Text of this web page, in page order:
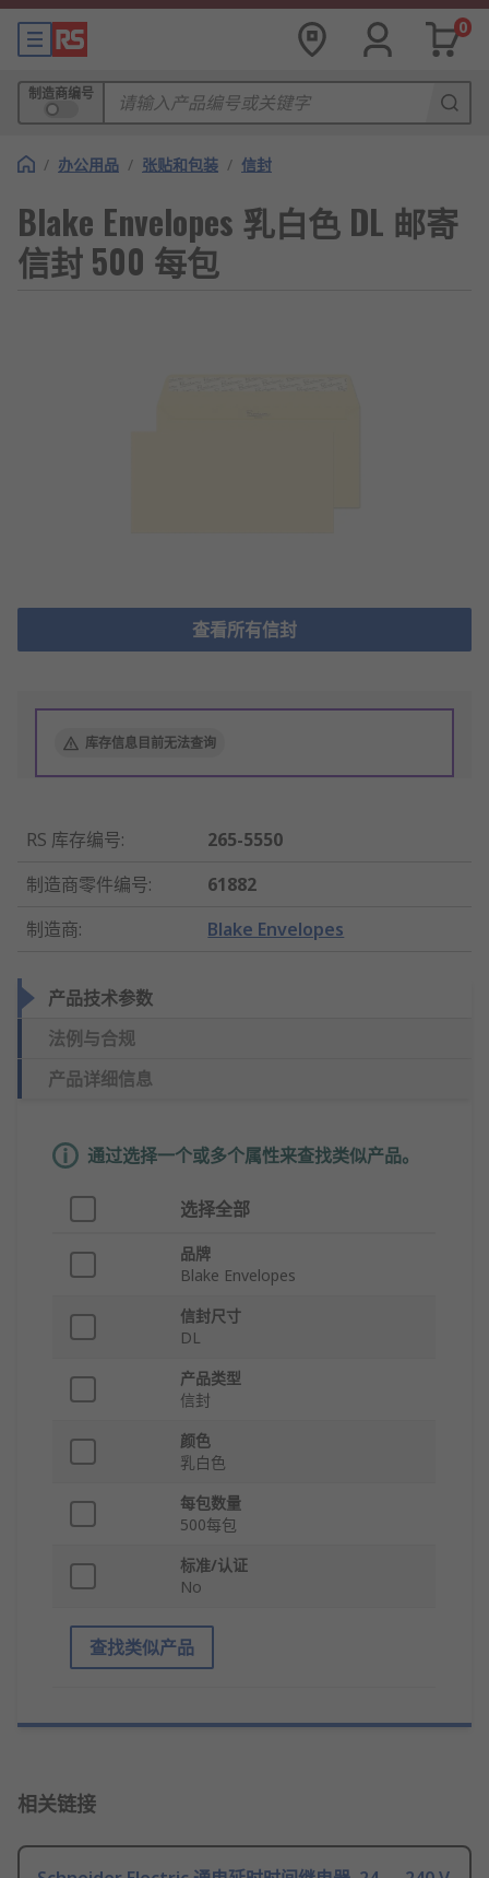
0
制造商编号
/ 办公用品 / 张贴和包装 / 信封
Blake Envelopes 乳白色 DL 邮寄
信封 500 每包
查看所有信封
库存信息目前无法查询
RS 库存编号:
265-5550
制造商零件编号:
61882
制造商: Blake Envelopes
产品技术参数
法例与合规
产品详细信息
通过选择一个或多个属性来查找类似产品。
选择全部
品牌
Blake Envelopes
信封尺寸
DL
产品类型
信封
颜色
乳白色
每包数量
500每包
标准/认证
No
查找类似产品
相关链接